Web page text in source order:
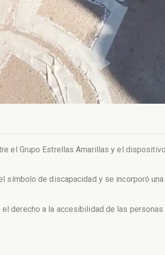
el Grupo Estrellas Amarillas y el
de discapacidad y se incorporó
derecho a la accesibilidad de las personas